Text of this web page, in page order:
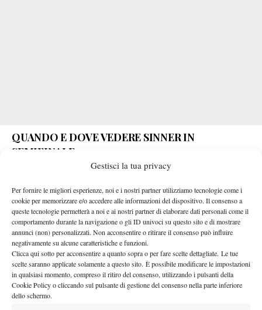
Gestisci la tua privacy
Per fornire le migliori esperienze, noi e i nostri partner utilizziamo tecnologie come i
cookie per memorizzare e/o accedere alle informazioni del dispositivo. Il consenso a
queste tecnologie permetterà a noi e ai nostri partner di elaborare dati personali come il
comportamento durante la navigazione o gli ID univoci su questo sito e di mostrare
annunci (non) personalizzati. Non acconsentire o ritirare il consenso può influire
negativamente su alcune caratteristiche e funzioni.
Clicca qui sotto per acconsentire a quanto sopra o per fare scelte dettagliate. Le tue
scelte saranno applicate solamente a questo sito. È possibile modificare le impostazioni
in qualsiasi momento, compreso il ritiro del consenso, utilizzando i pulsanti della
Cookie Policy o cliccando sul pulsante di gestione del consenso nella parte inferiore
dello schermo.
QUANDO E DOVE VEDERE SINNER IN
SEMIFINALE
maggio sul Campo Centrale non prima delle ore 19.00.La
diretta televisiva è affidata a Sky Sport, che trasmetterà l’incontro
su Sky Sport Tennis (203), Sky Sport Uno (201) e Sky Sport
Arena (204). Sarà inoltre possibile seguire la sfida anche in
streaming tramite le piattaforme Sky Go (gratis per gli utenti
Sky), NOW (previo abbonamento) e Tennis Tv (previo
abbonamento).